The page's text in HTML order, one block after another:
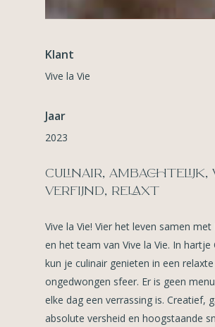
Klant
Vive la Vie
Jaar
2023
CULINAIR, AMBACHTELIJK,
VERFIJND, RELAXT
Vive la Vie! Vier het leven samen met
en het team van Vive la Vie. In hartje
kun je culinair genieten in een
ongedwongen sfeer. Er is geen
elke dag een verrassing is. Creatief,
absolute versheid en hoogstaande